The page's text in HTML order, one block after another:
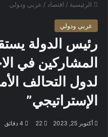
الرئيسية / اقتصاد / عربي ودولي
عربي ودولي
رئيس الدولة
المشاركين في
لدول التحالف
الإستراتيجي”
أكتوبر 25, 2023 22